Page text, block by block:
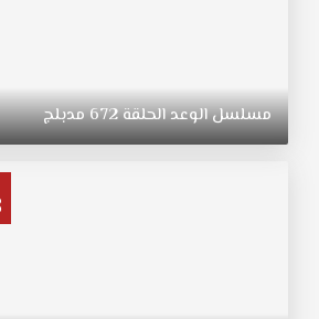
مسلسلالوعدالحلقة672مدبلج